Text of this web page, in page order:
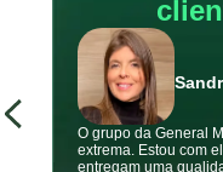
O grupo da General
extrema. Estou com
entregam uma